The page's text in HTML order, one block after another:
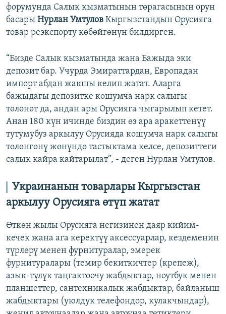
форумунда Салык кызматынын төрагасынын орун
басары Нурлан Умтулов Кыргызстандын Орусияга
товар реэкспорту көбөйгөнүн билдирген.
“Бизде Салык кызматында жана Бажыда эки
депозит бар. Учурда Эмираттардан, Европадан
импорт абдан жакшы келип жатат. Аларга
бажыдагы депозитке кошумча нарк салыгы
төлөнөт да, андан ары Орусияга чыгарылып кетет.
Анан 180 күн ичинде биздин өз ара аракеттенүү
тутумубуз аркылуу Орусияда кошумча нарк салыгы
төлөнгөнү жөнүндө тастыктама келсе, депозиттеги
салык кайра кайтарылат”, - деген Нурлан Умтулов.
Украинанын товарлары Кыргызстан
аркылуу Орусияга өтүп жатат
Өткөн жылы Орусияга негизинен даяр кийим-
кечек жана ага керектүү аксессуарлар, кездеменин
түрлөрү менен фурнитуралар, эмерек
фурнитуралары (темир бекиткичтер (крепеж),
азык-түлүк таңгактоочу жабдыктар, ноутбук менен
планшеттер, сантехникалык жабдыктар, байланыш
жабдыктары (уюлдук телефондор, кулакчындар),